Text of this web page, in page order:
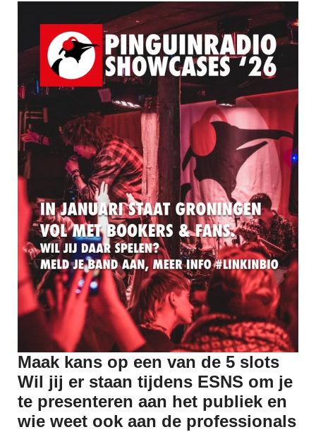
Maak kans op een van de 5 slots
Wil jij er staan tijdens ESNS om je
te presenteren aan het publiek en
wie weet ook aan de professionals